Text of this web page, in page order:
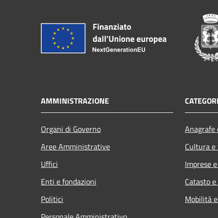
AMMINISTRAZIONE
Organi di Governo
Aree Amministrative
Uffici
Enti e fondazioni
Politici
Cultura
Imprese
Catasto
Mobilità